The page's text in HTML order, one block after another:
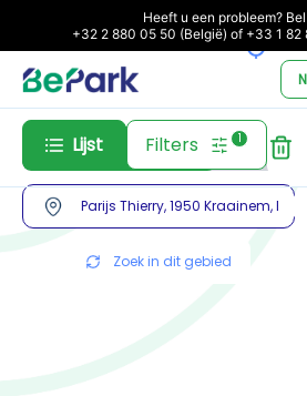
Heeft u een probleem?
+32 2 880 05 50 (België) of +33 1 82
Abonnement Reservering
Zoek in dit gebied
Lijst Filters 1